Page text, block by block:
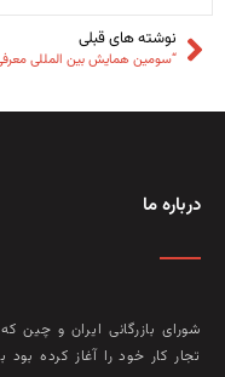
نوشته های قبلی
“سومین همایش بین المللی
درباره ما
تجار کار خود را آغاز کرده